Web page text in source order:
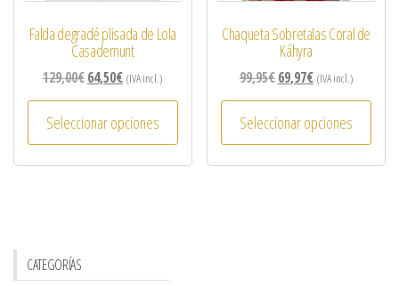
Falda degradé plisada de Lola
Casademunt
129,00€64,50€ (IVA incl.)
Seleccionar opciones
Chaqueta Sobretalas Coral de
Káhyra
99,95€ 69,97€ (IVA incl.)
Seleccionar opciones
CATEGORÍAS